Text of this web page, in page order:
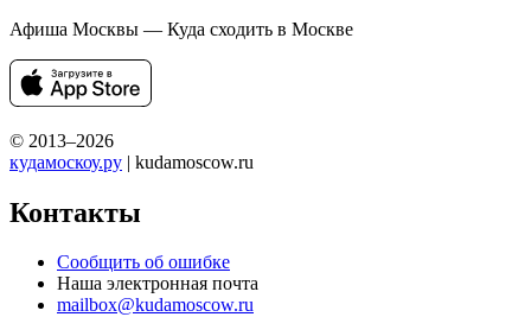
Афиша Москвы — Куда сходить в Москве
© 2013–2026
кудамоскоу.ру | kudamoscow.ru
Контакты
Сообщить об ошибке
Наша электронная почта
mailbox@kudamoscow.ru